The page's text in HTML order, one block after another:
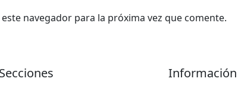
navegador para la próxima vez que comente.
Secciones Información